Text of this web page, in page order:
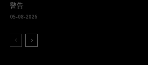
警告
05-08-2026